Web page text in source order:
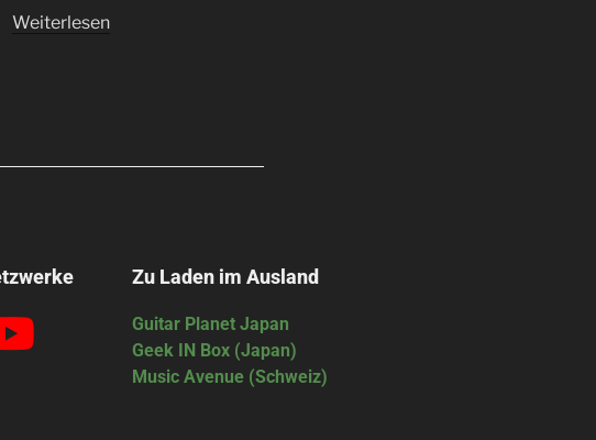
Weiterlesen
Zu Laden im Ausland
Guitar Planet Japan
Geek IN Box (Japan)
Music Avenue (Schweiz)